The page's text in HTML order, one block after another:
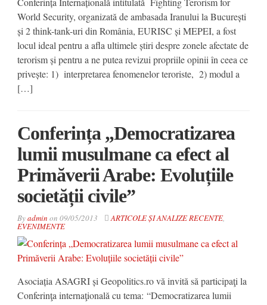
World Security, organizată de ambasada Iranului la București
și 2 think-tank-uri din România, EURISC și MEPEI, a fost
locul ideal pentru a afla ultimele știri despre zonele afectate de
terorism și pentru a ne putea revizui propriile opinii în ceea ce
privește: 1) interpretarea fenomenelor teroriste, 2) modul a
[…]
Conferința „Democratizarea
lumii musulmane ca efect al
Primăverii Arabe: Evoluțiile
societății civile”
Byadmin on 09/05/2013 ARTICOLE ȘI ANALIZE RECENTE,
EVENIMENTE
Asociația ASAGRI și Geopolitics.ro vă invită să participaţi la
Conferinţa internaţională cu tema: “Democratizarea lumii